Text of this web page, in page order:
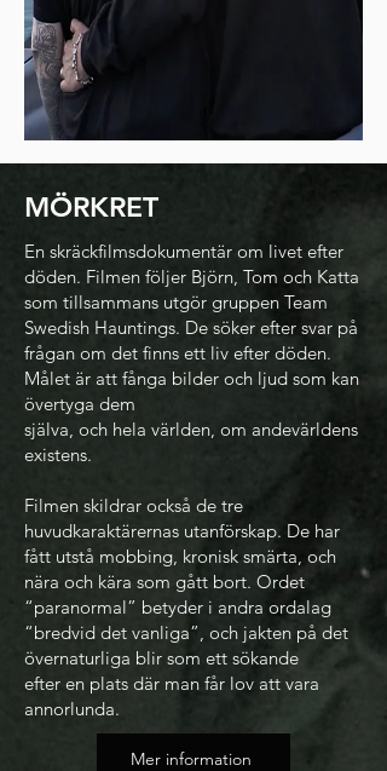
MÖRKRET
En skräckfilmsdokumentär om livet efter
döden. Filmen följer Björn, Tom och Katta
som tillsammans utgör gruppen Team
Swedish Hauntings. De söker efter svar på
frågan om det finns ett liv efter döden.
Målet är att fånga bilder och ljud som kan
övertyga dem
själva, och hela världen, om andevärldens
existens.
Filmen skildrar också de tre
huvudkaraktärernas utanförskap. De har
fått utstå mobbing, kronisk smärta, och
nära och kära som gått bort. Ordet
“paranormal” betyder i andra ordalag
“bredvid det vanliga”, och jakten på det
övernaturliga blir som ett sökande
efter en plats där man får lov att vara
annorlunda.
Mer information